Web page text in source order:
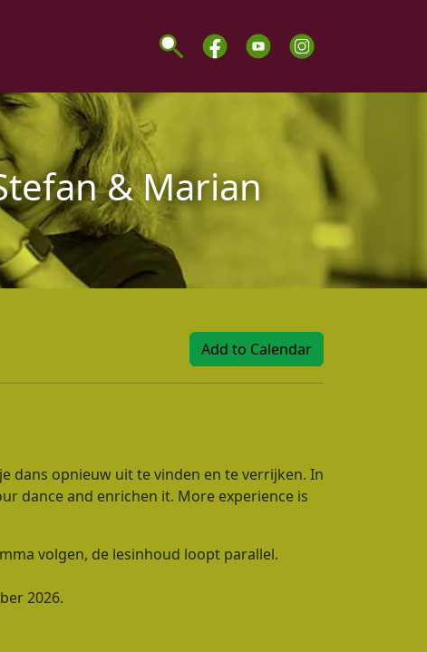
& Marian
Add to Calendar
dans opnieuw uit te vinden en te verrijken. In
dance and enrichen it. More experience is
volgen, de lesinhoud loopt parallel.
2026.